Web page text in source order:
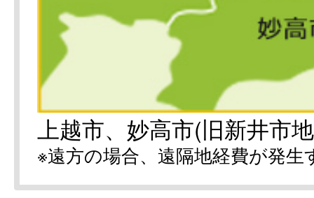
上越市、妙高市(旧新井市
※遠方の場合、遠隔地経費が発